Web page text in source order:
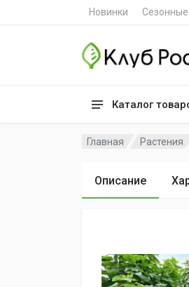
Новинки
Каталог
Главная Растения
Описание